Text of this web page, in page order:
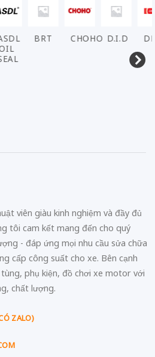
BRT CHOHO D.I.D
viên giàu kinh nghiệm và đầy đủ
tôi cam kết mang đến cho quý
- đáp ứng mọi nhu cầu sửa chữa
cấp công suất cho xe. Bên cạnh
phụ kiện, đồ chơi xe motor với
chất lượng.
ZALO)